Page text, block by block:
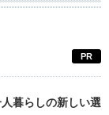
PR
暮らしの新しい選